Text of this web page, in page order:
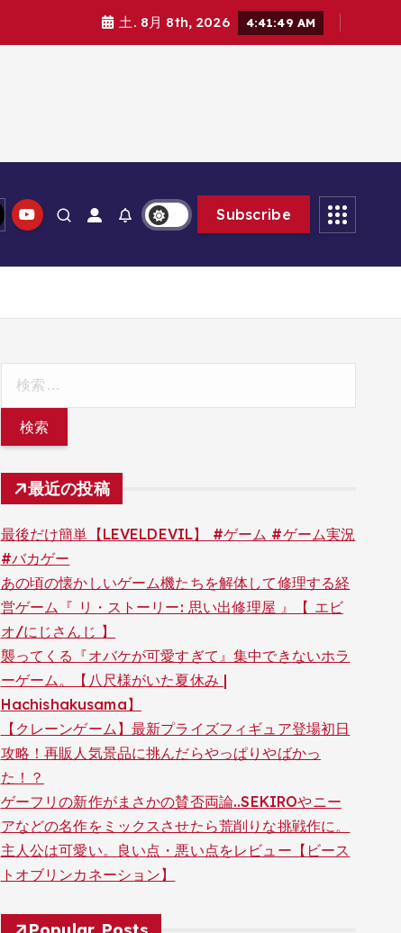
土. 8月 8th, 2026 4:41:50 AM
Subscribe
最近の投稿
最後だけ簡単【LEVELDEVIL】 #ゲーム #ゲーム実況
#バカゲー
あの頃の懐かしいゲーム機たちを解体して修理する経
営ゲーム『 リ・ストーリー: 思い出修理屋 』【 エビ
オ/にじさんじ 】
襲ってくる『オバケが可愛すぎて』集中できないホラ
ーゲーム。【八尺様がいた夏休み |
Hachishakusama】
【クレーンゲーム】最新プライズフィギュア登場初日
攻略！再販人気景品に挑んだらやっぱりやばかっ
た！？
ゲーフリの新作がまさかの賛否両論..SEKIROやニー
アなどの名作をミックスさせたら荒削りな挑戦作に。
主人公は可愛い。良い点・悪い点をレビュー【ビース
トオブリンカネーション】